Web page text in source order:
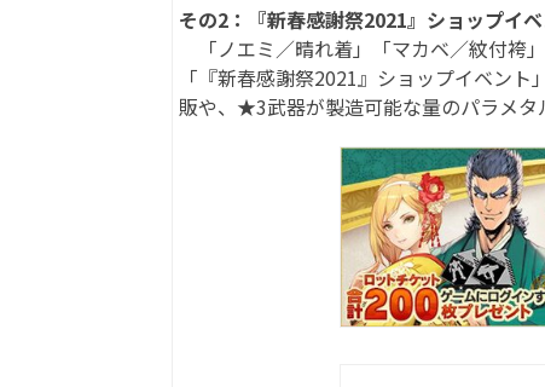
その2：『新春感謝祭2021』ショップイベ
「ノエミ／晴れ着」「マカベ／紋付袴
「『新春感謝祭2021』ショップイベン
販や、★3武器が製造可能な量のパラメタ